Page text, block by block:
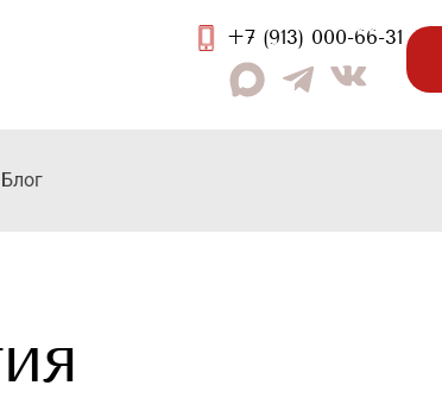
+7 (913) 000-66-31
Блог